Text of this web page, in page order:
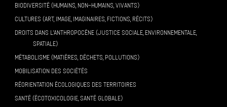
BIODIVERSITÉ (HUMAINS, NON-HUMAINS, VIVANTS)
CULTURES (ART, IMAGE, IMAGINAIRES, FICTIONS, RÉCITS)
DROITS DANS L’ANTHROPOCÈNE (JUSTICE SOCIALE, ENVIRONNEMENTALE,
SPATIALE)
MÉTABOLISME (MATIÈRES, DÉCHETS, POLLUTIONS)
MOBILISATION DES SOCIÉTÉS
RÉORIENTATION ÉCOLOGIQUES DES TERRITOIRES
SANTÉ (ÉCOTOXICOLOGIE, SANTÉ GLOBALE)